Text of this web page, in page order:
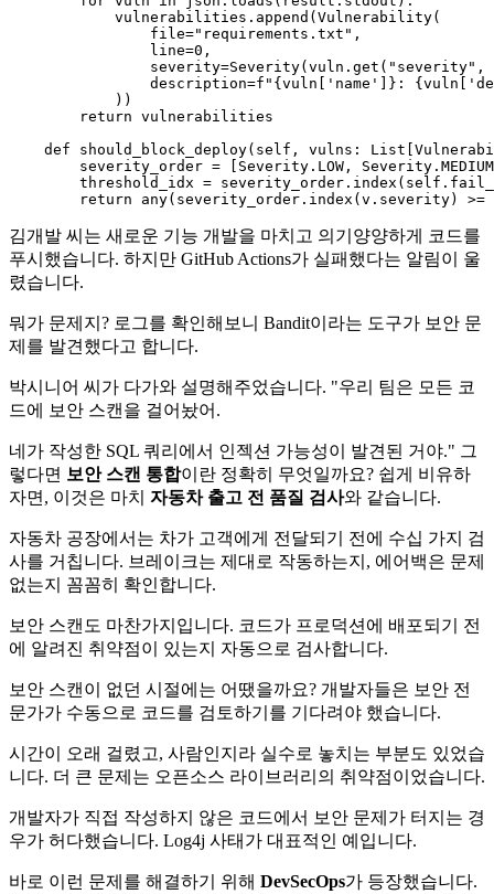
            vulnerabilities.append(Vulnerability(
                file=
"requirements.txt" ,
                line=
0 ,
                severity=Severity(vuln.get(
"severity" ,
                description=
f" {vuln[ 'name' ]} : {vuln[
            ))
return vulnerabilities
def
should_block_deploy( self, vulns: List
severity_order = [Severity.LOW,
        threshold_idx = severity_order.index(
self
return
any(severity_order.index(v.severity)
김개발 씨는 새로운 기능 개발을 마치고 의기양양하게 코드를
푸시했습니다. 하지만 GitHub Actions가 실패했다는 알림이 울
렸습니다.
뭐가 문제지? 로그를 확인해보니 Bandit이라는 도구가 보안 문
제를 발견했다고 합니다.
박시니어 씨가 다가와 설명해주었습니다. "우리 팀은 모든 코
드에 보안 스캔을 걸어놨어.
네가 작성한 SQL 쿼리에서 인젝션 가능성이 발견된 거야." 그
렇다면 보안 스캔 통합이란 정확히 무엇일까요? 쉽게 비유하
자면, 이것은 마치 자동차 출고 전 품질 검사와 같습니다.
자동차 공장에서는 차가 고객에게 전달되기 전에 수십 가지 검
사를 거칩니다. 브레이크는 제대로 작동하는지, 에어백은 문제
없는지 꼼꼼히 확인합니다.
보안 스캔도 마찬가지입니다. 코드가 프로덕션에 배포되기 전
에 알려진 취약점이 있는지 자동으로 검사합니다.
보안 스캔이 없던 시절에는 어땠을까요? 개발자들은 보안 전
문가가 수동으로 코드를 검토하기를 기다려야 했습니다.
시간이 오래 걸렸고, 사람인지라 실수로 놓치는 부분도 있었습
니다. 더 큰 문제는 오픈소스 라이브러리의 취약점이었습니다.
개발자가 직접 작성하지 않은 코드에서 보안 문제가 터지는 경
우가 허다했습니다. Log4j 사태가 대표적인 예입니다.
바로 이런 문제를 해결하기 위해 DevSecOps가 등장했습니다.